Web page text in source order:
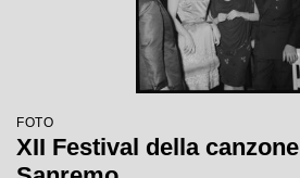
FOTO
XII Festival della